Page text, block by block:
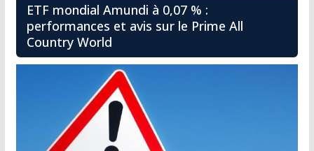
ETF mondial Amundi à 0,07 % :
performances et avis sur le Prime All
Country World